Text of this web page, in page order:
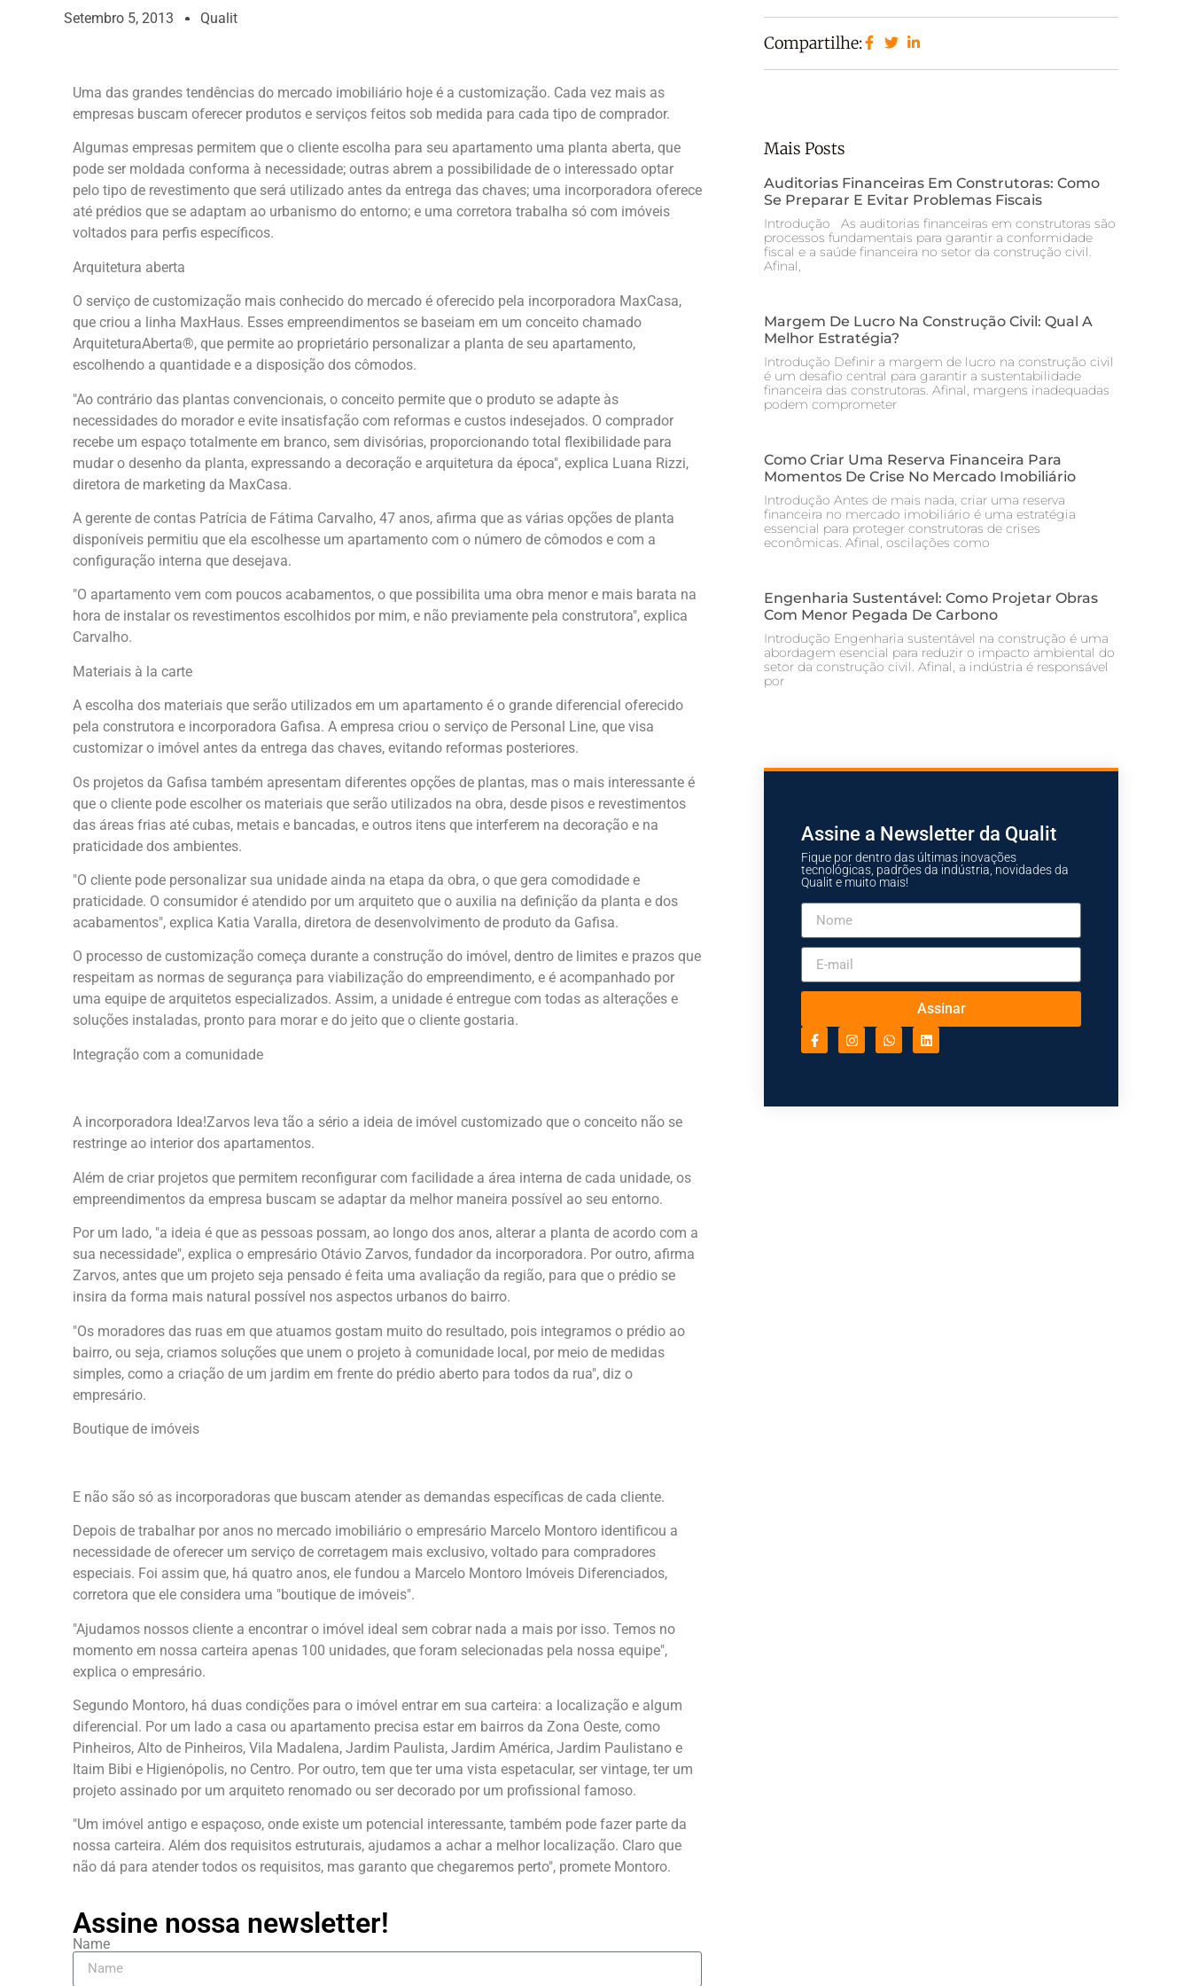
Setembro 5, 2013 Qualit
Uma das grandes tendências do mercado imobiliário hoje é a customização. Cada vez mais as
empresas buscam oferecer produtos e serviços feitos sob medida para cada tipo de comprador.
Algumas empresas permitem que o cliente escolha para seu apartamento uma planta aberta, que
pode ser moldada conforma à necessidade; outras abrem a possibilidade de o interessado optar
pelo tipo de revestimento que será utilizado antes da entrega das chaves; uma incorporadora oferece
até prédios que se adaptam ao urbanismo do entorno; e uma corretora trabalha só com imóveis
voltados para perfis específicos.
Arquitetura aberta
O serviço de customização mais conhecido do mercado é oferecido pela incorporadora MaxCasa,
que criou a linha MaxHaus. Esses empreendimentos se baseiam em um conceito chamado
ArquiteturaAberta®, que permite ao proprietário personalizar a planta de seu apartamento,
escolhendo a quantidade e a disposição dos cômodos.
"Ao contrário das plantas convencionais, o conceito permite que o produto se adapte às
necessidades do morador e evite insatisfação com reformas e custos indesejados. O comprador
recebe um espaço totalmente em branco, sem divisórias, proporcionando total flexibilidade para
mudar o desenho da planta, expressando a decoração e arquitetura da época", explica Luana Rizzi,
diretora de marketing da MaxCasa.
A gerente de contas Patrícia de Fátima Carvalho, 47 anos, afirma que as várias opções de planta
disponíveis permitiu que ela escolhesse um apartamento com o número de cômodos e com a
configuração interna que desejava.
"O apartamento vem com poucos acabamentos, o que possibilita uma obra menor e mais barata na
hora de instalar os revestimentos escolhidos por mim, e não previamente pela construtora", explica
Carvalho.
Materiais à la carte
A escolha dos materiais que serão utilizados em um apartamento é o grande diferencial oferecido
pela construtora e incorporadora Gafisa. A empresa criou o serviço de Personal Line, que visa
customizar o imóvel antes da entrega das chaves, evitando reformas posteriores.
Os projetos da Gafisa também apresentam diferentes opções de plantas, mas o mais interessante é
que o cliente pode escolher os materiais que serão utilizados na obra, desde pisos e revestimentos
das áreas frias até cubas, metais e bancadas, e outros itens que interferem na decoração e na
praticidade dos ambientes.
"O cliente pode personalizar sua unidade ainda na etapa da obra, o que gera comodidade e
praticidade. O consumidor é atendido por um arquiteto que o auxilia na definição da planta e dos
acabamentos", explica Katia Varalla, diretora de desenvolvimento de produto da Gafisa.
O processo de customização começa durante a construção do imóvel, dentro de limites e prazos que
respeitam as normas de segurança para viabilização do empreendimento, e é acompanhado por
uma equipe de arquitetos especializados. Assim, a unidade é entregue com todas as alterações e
soluções instaladas, pronto para morar e do jeito que o cliente gostaria.
Integração com a comunidade
A incorporadora Idea!Zarvos leva tão a sério a ideia de imóvel customizado que o conceito não se
restringe ao interior dos apartamentos.
Além de criar projetos que permitem reconfigurar com facilidade a área interna de cada unidade, os
empreendimentos da empresa buscam se adaptar da melhor maneira possível ao seu entorno.
Por um lado, "a ideia é que as pessoas possam, ao longo dos anos, alterar a planta de acordo com a
sua necessidade", explica o empresário Otávio Zarvos, fundador da incorporadora. Por outro, afirma
Zarvos, antes que um projeto seja pensado é feita uma avaliação da região, para que o prédio se
insira da forma mais natural possível nos aspectos urbanos do bairro.
"Os moradores das ruas em que atuamos gostam muito do resultado, pois integramos o prédio ao
bairro, ou seja, criamos soluções que unem o projeto à comunidade local, por meio de medidas
simples, como a criação de um jardim em frente do prédio aberto para todos da rua", diz o
empresário.
Boutique de imóveis
E não são só as incorporadoras que buscam atender as demandas específicas de cada cliente.
Depois de trabalhar por anos no mercado imobiliário o empresário Marcelo Montoro identificou a
necessidade de oferecer um serviço de corretagem mais exclusivo, voltado para compradores
especiais. Foi assim que, há quatro anos, ele fundou a Marcelo Montoro Imóveis Diferenciados,
corretora que ele considera uma "boutique de imóveis".
"Ajudamos nossos cliente a encontrar o imóvel ideal sem cobrar nada a mais por isso. Temos no
momento em nossa carteira apenas 100 unidades, que foram selecionadas pela nossa equipe",
explica o empresário.
Segundo Montoro, há duas condições para o imóvel entrar em sua carteira: a localização e algum
diferencial. Por um lado a casa ou apartamento precisa estar em bairros da Zona Oeste, como
Pinheiros, Alto de Pinheiros, Vila Madalena, Jardim Paulista, Jardim América, Jardim Paulistano e
Itaim Bibi e Higienópolis, no Centro. Por outro, tem que ter uma vista espetacular, ser vintage, ter um
projeto assinado por um arquiteto renomado ou ser decorado por um profissional famoso.
"Um imóvel antigo e espaçoso, onde existe um potencial interessante, também pode fazer parte da
nossa carteira. Além dos requisitos estruturais, ajudamos a achar a melhor localização. Claro que
não dá para atender todos os requisitos, mas garanto que chegaremos perto", promete Montoro.
Assine nossa newsletter!
Name
Compartilhe:
Mais Posts
Auditorias Financeiras Em Construtoras: Como
Se Preparar E Evitar Problemas Fiscais
Introdução As auditorias financeiras em construtoras são
processos fundamentais para garantir a conformidade
fiscal e a saúde financeira no setor da construção civil.
Afinal,
Margem De Lucro Na Construção Civil: Qual A
Melhor Estratégia?
Introdução Definir a margem de lucro na construção civil
é um desafio central para garantir a sustentabilidade
financeira das construtoras. Afinal, margens inadequadas
podem comprometer
Como Criar Uma Reserva Financeira Para
Momentos De Crise No Mercado Imobiliário
Introdução Antes de mais nada, criar uma reserva
financeira no mercado imobiliário é uma estratégia
essencial para proteger construtoras de crises
econômicas. Afinal, oscilações como
Engenharia Sustentável: Como Projetar Obras
Com Menor Pegada De Carbono
Introdução Engenharia sustentável na construção é uma
abordagem esencial para reduzir o impacto ambiental do
setor da construção civil. Afinal, a indústria é responsável
por
Assine a Newsletter da Qualit
Fique por dentro das últimas inovações
tecnológicas, padrões da indústria, novidades da
Qualit e muito mais!
Assinar